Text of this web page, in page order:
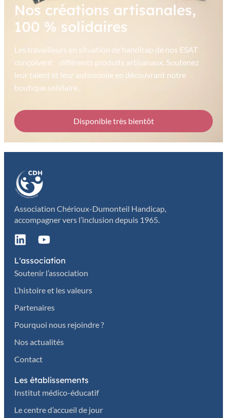
Nos créations artisanales,
100 % solidaires
Les travailleurs en situation de handicap de nos ESAT
conçoivent différents produits artisanaux. Soutenez
leur talent et leur autonomie en découvrant notre
boutique solidaire.
Disponible très bientôt
Association Chérioux-Dumonteil Handicap,
accompagner vers l’inclusion depuis 1965.
L'association
Soutenir l’association
L’histoire et les valeurs
Partenaires
Pourquoi nous rejoindre ?
Nos actualités
Contact
Les établissements
Institut médico-éducatif
Le centre d’accueil de jour